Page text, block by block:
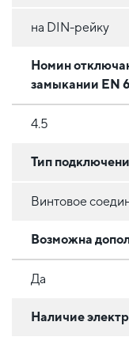
на DIN-рейку
Номин
замыкании EN
4.5
Тип
Винтовое
Возможна
Да
Наличие